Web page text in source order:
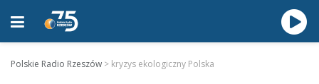
Polskie Radio Rzeszów > kryzys ekologiczny Polska